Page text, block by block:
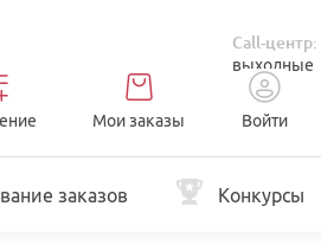
Call-центр:
выходные
Мои заказы Войти
заказов Конкурсы